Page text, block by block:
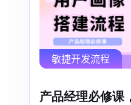
敏捷开发流程
产品经理必修课